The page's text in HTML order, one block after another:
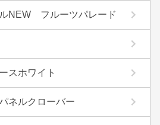
NEW フルーツパレード
スホワイト
ネルクローバー